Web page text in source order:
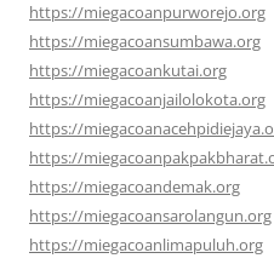
https://miegacoanpurworejo.org
https://miegacoansumbawa.org
https://miegacoankutai.org
https://miegacoanjailolokota.org
https://
https://
https://miegacoandemak.org
https://miegacoansarolangun.org
https://miegacoanlimapuluh.org